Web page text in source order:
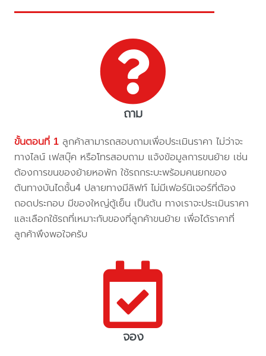
ถาม
ขั้นตอนที่ 1 ลูกค้าสามารถสอบถามเพื่อประเมินราคา ไม่ว่าจะ
ทางไลน์ เฟสบุ๊ค หรือโทรสอบถาม แจ้งข้อมูลการขนย้าย เช่น
ต้องการขนของย้ายหอพัก ใช้รถกระบะพร้อมคนยกของ
ต้นทางบันไดชั้น4 ปลายทางมีลิฟท์ ไม่มีเฟอร์นิเจอร์ที่ต้อง
ถอดประกอบ มีของใหญ่ตู้เย็น เป็นต้น ทางเราจะประเมินราคา
และเลือกใช้รถที่เหมาะกับของที่ลูกค้าขนย้าย เพื่อได้ราคาที่
ลูกค้าพึงพอใจครับ
จอง